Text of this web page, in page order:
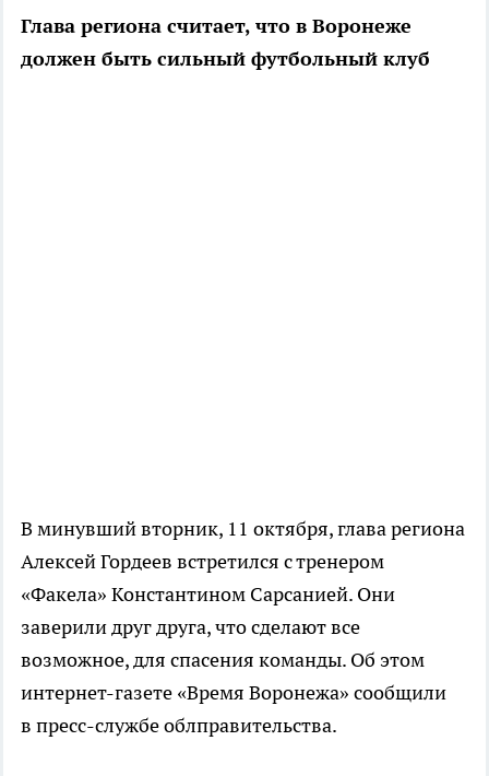
Глава региона считает, что в Воронеже
должен быть сильный футбольный клуб
В минувший вторник, 11 октября, глава региона
Алексей Гордеев встретился с тренером
«Факела» Константином Сарсанией. Они
заверили друг друга, что сделают все
возможное, для спасения команды. Об этом
интернет-газете «Время Воронежа» сообщили
в пресс-службеоблправительства.